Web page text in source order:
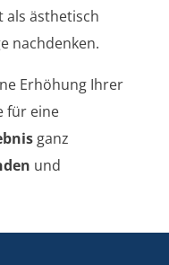
als ästhetisch
nachdenken.
Erhöhung Ihrer
für eine
ganz
und